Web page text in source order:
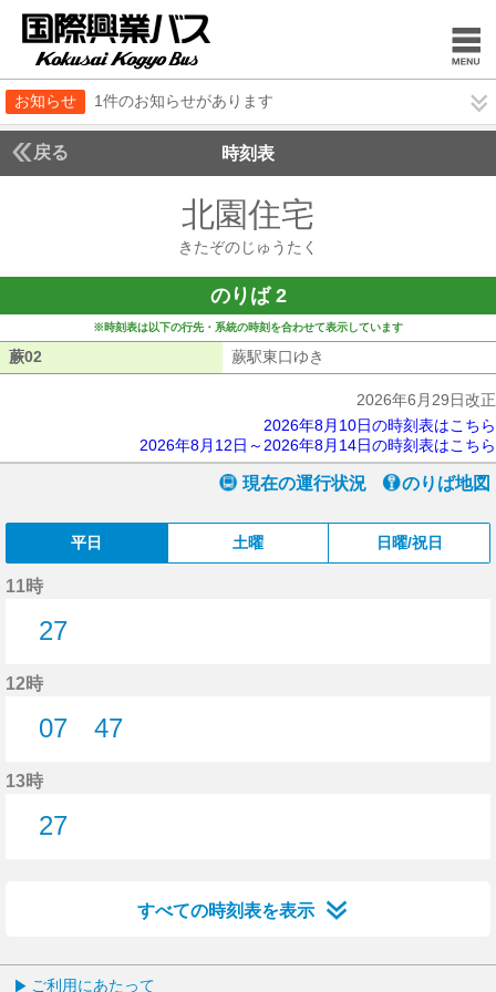
お知らせ 1件のお知らせがあります
戻る 時刻表
北園住宅
きたぞのじゅうたく
のりば 2
※時刻表は以下の行先・系統の時刻を合わせて表示しています
蕨02 蕨駅東口ゆき
2026年6月29日改正
2026年8月10日の時刻表はこちら
2026年8月12日～2026年8月14日の時刻表はこちら
現在の運行状況 のりば地図
平日 土曜 日曜/祝日
11時
27
12時
07
47
13時
27
すべての時刻表を表示
ご利用にあたって